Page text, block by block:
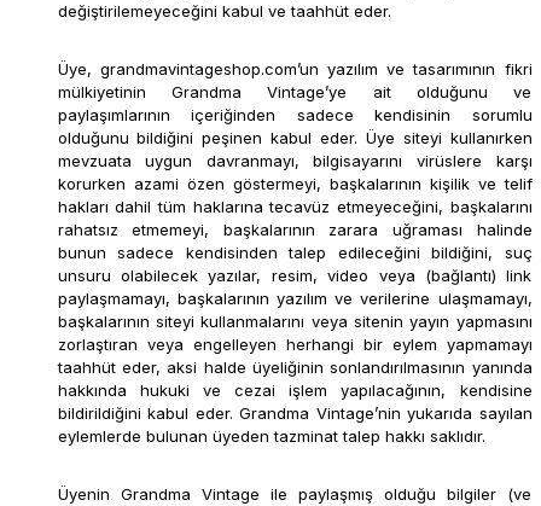
değiştirilemeyeceğini kabul ve taahhüt eder.
Üye, grandmavintageshop.com’un yazılım ve tasarımının fikri
mülkiyetinin Grandma Vintage’ye ait olduğunu ve
paylaşımlarının içeriğinden sadece kendisinin sorumlu
olduğunu bildiğini peşinen kabul eder. Üye siteyi kullanırken
mevzuata uygun davranmayı, bilgisayarını virüslere karşı
korurken azami özen göstermeyi, başkalarının kişilik ve telif
hakları dahil tüm haklarına tecavüz etmeyeceğini, başkalarını
rahatsız etmemeyi, başkalarının zarara uğraması halinde
bunun sadece kendisinden talep edileceğini bildiğini, suç
unsuru olabilecek yazılar, resim, video veya (bağlantı) link
paylaşmamayı, başkalarının yazılım ve verilerine ulaşmamayı,
başkalarının siteyi kullanmalarını veya sitenin yayın yapmasını
zorlaştıran veya engelleyen herhangi bir eylem yapmamayı
taahhüt eder, aksi halde üyeliğinin sonlandırılmasının yanında
hakkında hukuki ve cezai işlem yapılacağının, kendisine
bildirildiğini kabul eder. Grandma Vintage’nin yukarıda sayılan
eylemlerde bulunan üyeden tazminat talep hakkı saklıdır.
Üyenin Grandma Vintage ile paylaşmış olduğu bilgiler (ve